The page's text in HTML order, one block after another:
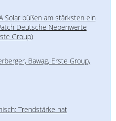
Solar büßen am stärksten ein
Deutsche Nebenwerte
Group)
Bawag, Erste Group,
Trendstärke hat